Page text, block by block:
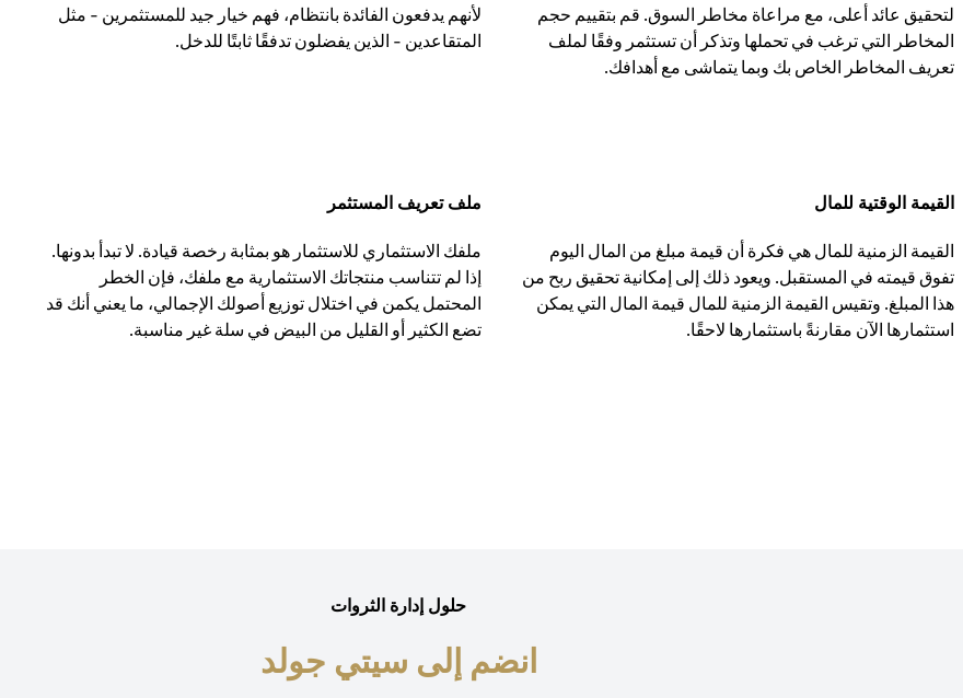
لتحقيق عائد أعلى، مع مراعاة مخاطر السوق. قم بتقييم حجم
المخاطر التي ترغب في تحملها وتذكر أن تستثمر وفقًا لملف
تعريف المخاطر الخاص بك وبما يتماشى مع أهدافك.
لأنهم يدفعون الفائدة بانتظام، فهم خيار جيد للمستثمرين - مثل
المتقاعدين - الذين يفضلون تدفقًا ثابتًا للدخل.
القيمة الوقتية للمال
القيمة الزمنية للمال هي فكرة أن قيمة مبلغ من المال اليوم
تفوق قيمته في المستقبل. ويعود ذلك إلى إمكانية تحقيق ربح من
هذا المبلغ. وتقيس القيمة الزمنية للمال قيمة المال التي يمكن
استثمارها الآن مقارنةً باستثمارها لاحقًا.
ملف تعريف المستثمر
ملفك الاستثماري للاستثمار هو بمثابة رخصة قيادة. لا تبدأ بدونها.
إذا لم تتناسب منتجاتك الاستثمارية مع ملفك، فإن الخطر
المحتمل يكمن في اختلال توزيع أصولك الإجمالي، ما يعني أنك قد
تضع الكثير أو القليل من البيض في سلة غير مناسبة.
حلول إدارة الثروات
انضم إلى سيتي جولد